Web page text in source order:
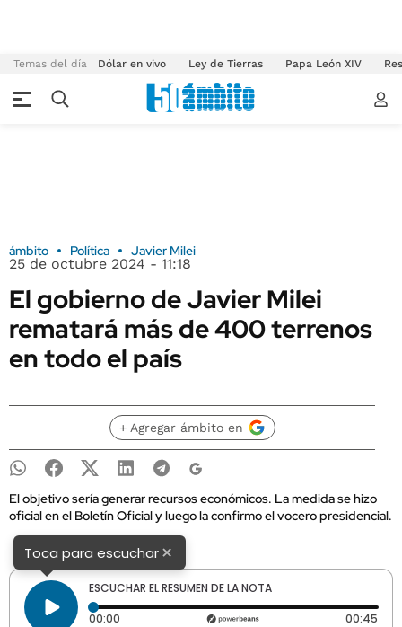
Temas del día Dólar en vivo Ley de Tierras Papa León XIV
ámbito Política Javier Milei
25 de octubre 2024 - 11:18
El gobierno de Javier Milei
rematará más de 400 terrenos
en todo el país
+ Agregar ámbito en
El objetivo sería generar recursos económicos. La medida se hizo
oficial en el Boletín Oficial y luego la confirmo el vocero presidencial.
Toca para escuchar×
ESCUCHAR EL RESUMEN DE LA NOTA
00:00 Tiempo transcurrido: 0 segundos 00:45